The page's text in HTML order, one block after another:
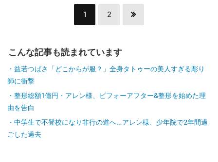
1 2
こんな記事も読まれています
益若つばさ「どこからが服？」全身タトゥーの美人すぎる彫り
師に衝撃
整形総額1億円・アレン様、ビフォーアフター&整形を始めた理
由を告白
中学生で不登校になり非行の道へ…アレン様、少年院で2年間過
ごした過去